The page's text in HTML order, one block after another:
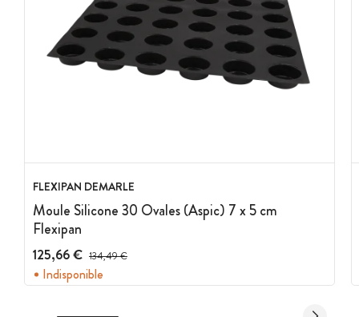
FLEXIPAN DEMARLE
Moule Silicone 30 Ovales (Aspic) 7 x 5 cm
Flexipan
125,66 € Prix avant réduction :
134,49 €
Indisponible